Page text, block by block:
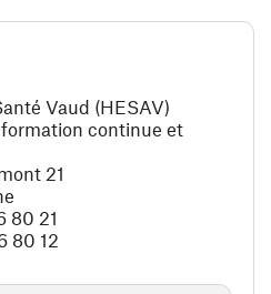
Vaud (HESAV)
continue et
21
80 21
80 12